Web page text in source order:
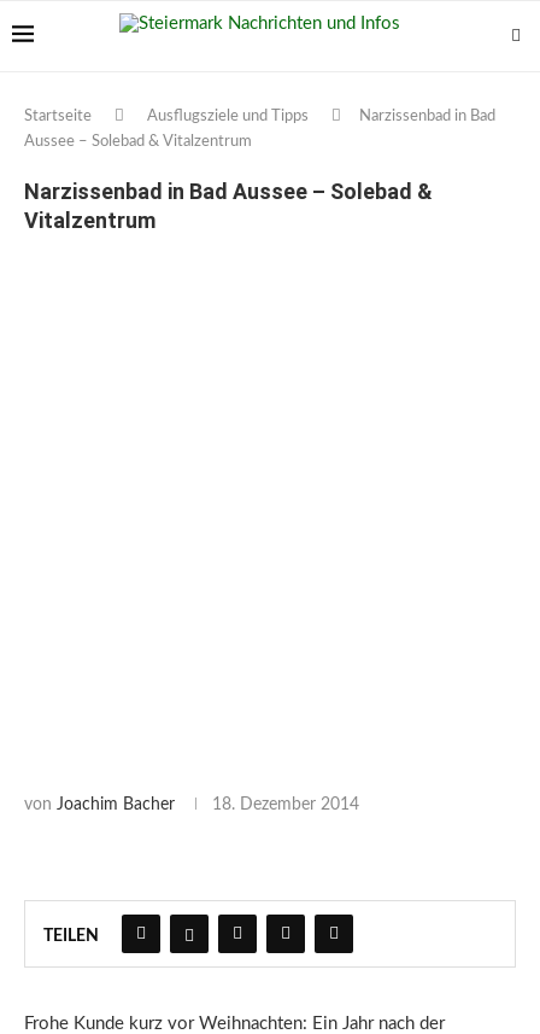
Startseite Ausflugsziele und Tipps
Narzissenbad in Bad
Aussee – Solebad & Vitalzentrum
Narzissenbad in Bad Aussee – Solebad &
Vitalzentrum
von Joachim Bacher 18. Dezember 2014
TEILEN
Frohe Kunde kurz vor Weihnachten: Ein Jahr nach der